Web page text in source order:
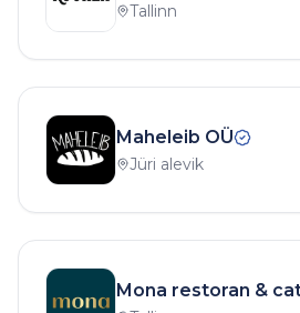
Tallinn
Maheleib OÜ
Jüri alevik
Mona restoran &